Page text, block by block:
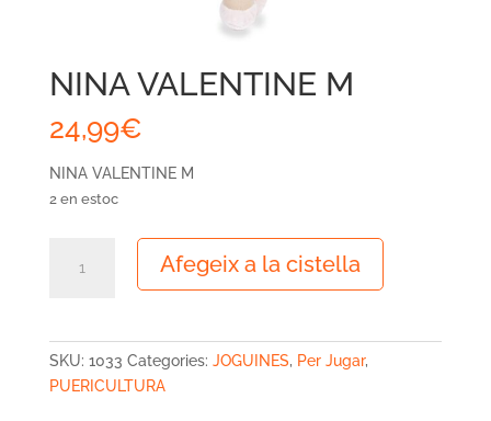
NINA VALENTINE M
24,99€
NINA VALENTINE M
2 en estoc
M
Afegeix a la cistella
SKU: 1033 Categories: JOGUINES, Per Jugar,
PUERICULTURA